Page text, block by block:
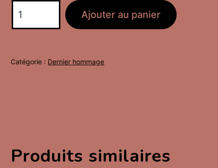
de
Ajouter au panier
Catégorie : Dernier hommage
Produits similaires